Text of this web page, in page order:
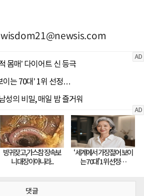
wisdom21@newsis.com
댓글